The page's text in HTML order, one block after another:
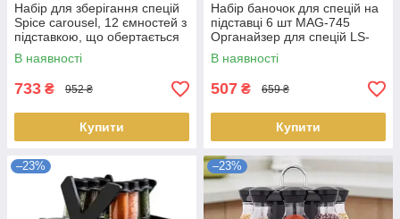
Набір для зберігання спецій
Spice carousel, 12 ємностей з
підставкою, що обертається
LS-009776
В наявності
733 ₴ 952 ₴
Купити
Набір баночок для спецій на
підставці 6 шт MAG-745
Органайзер для спецій LS-
013013
В наявності
507 ₴ 659 ₴
Купити
–23% –23%